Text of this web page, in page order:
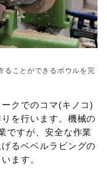
ることができるボウルを完
クでのコマ(キノコ)
を行います。機械の
ですが、安全な作業
るベベルラビングの
ます。